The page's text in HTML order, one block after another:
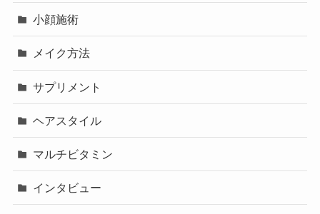
小顔施術
メイク方法
サプリメント
ヘアスタイル
マルチビタミン
インタビュー